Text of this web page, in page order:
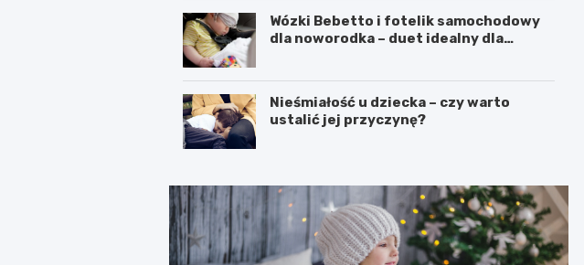
Wózki Bebetto i fotelik samochodowy
dla noworodka – duet idealny dla
Nieśmiałość u dziecka – czy warto
ustalić jej przyczynę?